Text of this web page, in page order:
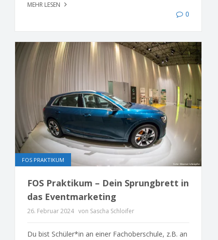
MEHR LESEN
0
FOS PRAKTIKUM
FOS Praktikum – Dein Sprungbrett in
das Eventmarketing
26. Februar 2024 von Sascha Schloifer
Du bist Schüler*in an einer Fachoberschule, z.B. an